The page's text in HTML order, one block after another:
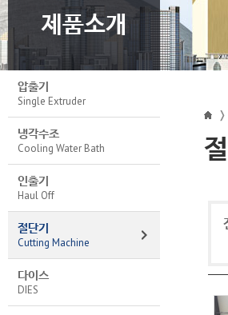
제품소개
압출기
Single Extruder
냉각수조
Cooling Water Bath
인출기
Haul Off
절단기
Cutting Machine
다이스
DIES
>